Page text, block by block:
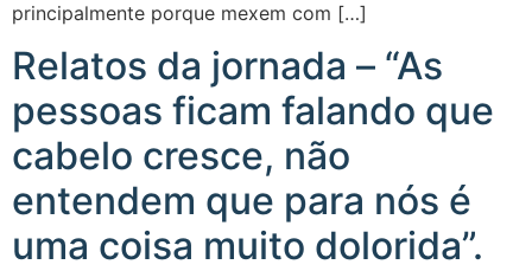
principalmente porque mexem com […]
Relatos da jornada – “As
pessoas ficam falando que
cabelo cresce, não
entendem que para nós é
uma coisa muito dolorida”.